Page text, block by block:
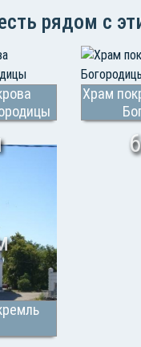
рядом с
Храм